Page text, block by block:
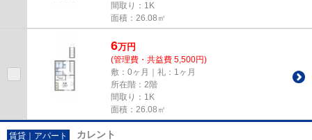
間取り：1K
面積：26.08㎡
6万円
(管理費・共益費 5,500円)
敷：0ヶ月｜礼：1ヶ月
所在階：2階
間取り：1K
面積：26.08㎡
賃貸｜アパート カレント